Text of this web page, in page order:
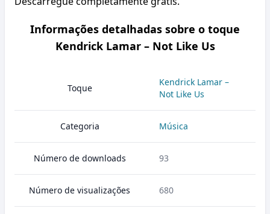
Informações detalhadas sobre o toque
Kendrick Lamar – Not Like Us
Toque
Kendrick Lamar –
Not Like Us
Categoria Música
Número de downloads 93
Número de visualizações 680